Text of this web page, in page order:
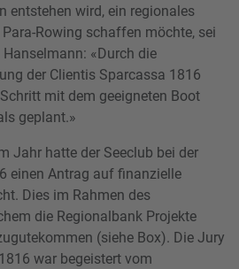
entstehen wird, ein regionales
Rowing schaffen möchte, sei
«Durch die
der Clientis Sparcassa 1816
mit dem geeigneten Boot
geplant.»
Jahr hatte der Seeclub bei der
einen Antrag auf finanzielle
Dies im Rahmen des
die Regionalbank Projekte
(siehe Box). Die Jury
war begeistert vom